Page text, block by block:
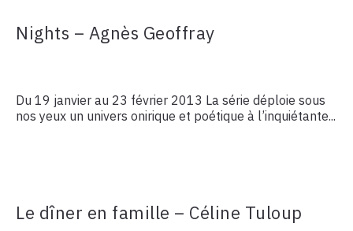
Nights – Agnès Geoffray
Du 19 janvier au 23 février 2013 La série déploie sous
nos yeux un univers onirique et poétique à l’inquiétante...
Le dîner en famille – Céline Tuloup